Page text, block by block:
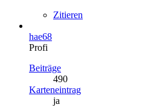
Zitieren
hae68
Profi
Beiträge
490
Karteneintrag
ja